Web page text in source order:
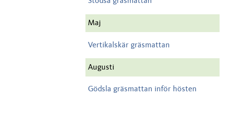
Maj
Vertikalskär gräsmattan
Augusti
Gödsla gräsmattan inför hösten